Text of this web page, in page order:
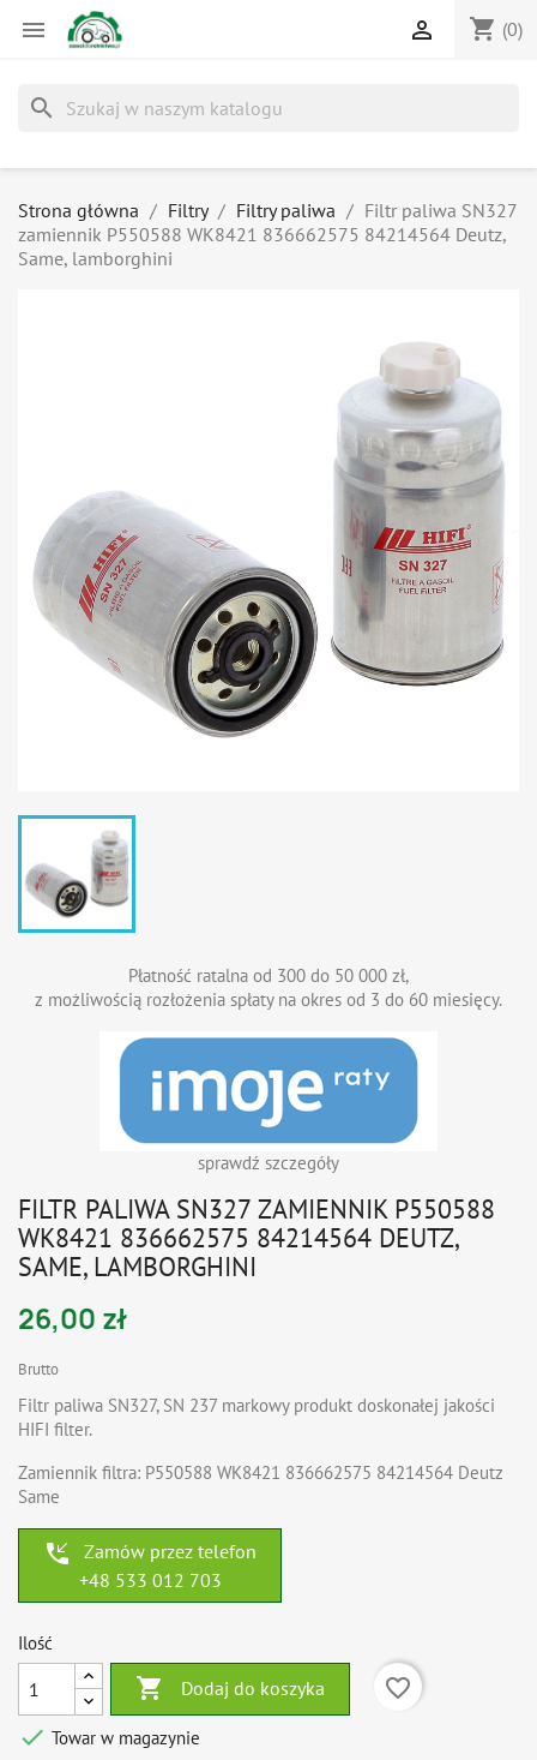
 shopping_cart (0)

search
Strona główna Filtry Filtry paliwa
Filtr paliwa SN327
zamiennik P550588 WK8421 836662575 84214564 Deutz,
Same, lamborghini
Płatność ratalna od 300 do 50 000 zł,
z możliwością rozłożenia spłaty na okres od 3 do 60 miesięcy.
sprawdź szczegóły
FILTR PALIWA SN327 ZAMIENNIK P550588
WK8421 836662575 84214564 DEUTZ,
SAME, LAMBORGHINI
26,00 zł
Brutto
Filtr paliwa SN327, SN 237 markowy produkt doskonałej jakości
HIFI filter.
Zamiennik filtra: P550588 WK8421 836662575 84214564 Deutz
Same
phone_callback
Zamów przez telefon
+48 533 012 703
Ilość
 Dodaj do koszyka
favorite_border
 Towar w magazynie